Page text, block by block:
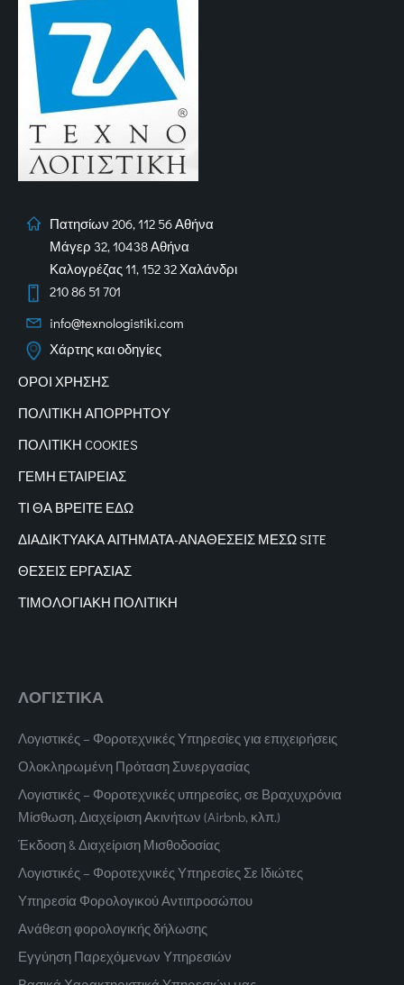
Πατησίων 206, 112 56 Αθήνα
Μάγερ 32, 10438 Αθήνα
Καλογρέζας 11, 152 32 Χαλάνδρι
210 86 51 701
info@texnologistiki.com
Χάρτης και οδηγίες
ΟΡΟΙ ΧΡΗΣΗΣ
ΠΟΛΙΤΙΚΗ ΑΠΟΡΡΗΤΟΥ
ΠΟΛΙΤΙΚΗ COOKIES
ΓΕΜΗ ΕΤΑΙΡΕΙΑΣ
ΤΙ ΘΑ ΒΡΕΙΤΕ ΕΔΩ
ΔΙΑΔΙΚΤΥΑΚΑΑΙΤΗΜΑΤΑ-ΑΝΑΘΕΣΕΙΣ ΜΕΣΩ SITE
ΘΕΣΕΙΣ ΕΡΓΑΣΙΑΣ
ΤΙΜΟΛΟΓΙΑΚΗ ΠΟΛΙΤΙΚΗ
ΛΟΓΙΣΤΙΚΑ
Λογιστικές – Φοροτεχνικές Υπηρεσίες για επιχειρήσεις
Ολοκληρωμένη Πρόταση Συνεργασίας
Λογιστικές – Φοροτεχνικές υπηρεσίες, σε Βραχυχρόνια
Μίσθωση, Διαχείριση Ακινήτων (Airbnb, κλπ.)
Έκδοση & Διαχείριση Μισθοδοσίας
Λογιστικές – Φοροτεχνικές Υπηρεσίες Σε Ιδιώτες
Υπηρεσία Φορολογικού Αντιπροσώπου
Ανάθεση φορολογικής δήλωσης
Εγγύηση Παρεχόμενων Υπηρεσιών